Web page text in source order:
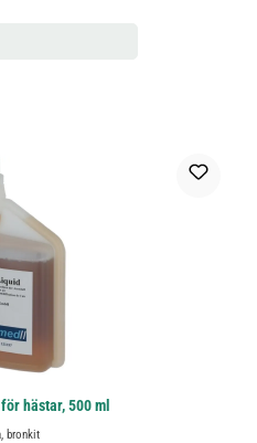
hästar, 500 ml
bronkit